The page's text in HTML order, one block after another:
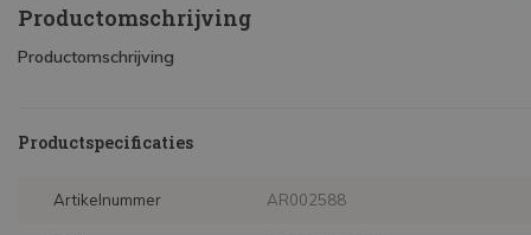
Productomschrijving
Productomschrijving
Productspecificaties
Artikelnummer AR002588